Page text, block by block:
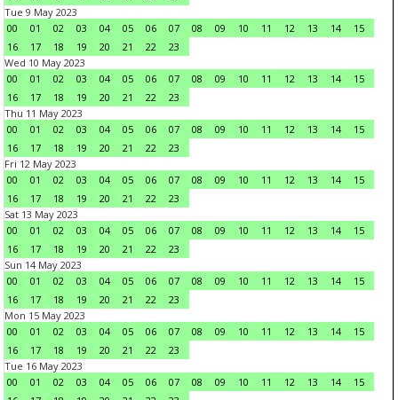
Tue 9 May 2023
00
01 02 03 04 05 06 07 08 09 10 11 12 13 14
15
16
17 18 19 20 21 22
23
Wed 10 May 2023
00
01 02 03 04 05 06 07 08 09 10 11 12 13 14
15
16
17 18 19 20 21 22
23
Thu 11 May 2023
00
01 02 03 04 05 06 07 08 09 10 11 12 13 14
15
16
17 18 19 20 21 22
23
Fri 12 May 2023
00
01 02 03 04 05 06 07 08 09 10 11 12 13 14
15
16
17 18 19 20 21 22
23
Sat 13 May 2023
00
01 02 03 04 05 06 07 08 09 10 11 12 13 14
15
16
17 18 19 20 21 22
23
Sun 14 May 2023
00
01 02 03 04 05 06 07 08 09 10 11 12 13 14
15
16
17 18 19 20 21 22
23
Mon 15 May 2023
00
01 02 03 04 05 06 07 08 09 10 11 12 13 14
15
16
17 18 19 20 21 22
23
Tue 16 May 2023
00
01 02 03 04 05 06 07 08 09 10 11 12 13 14
15